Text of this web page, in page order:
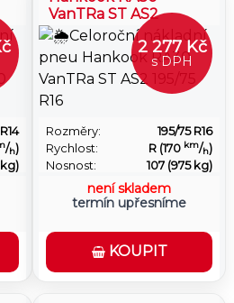
/h)
VanTRa ST AS2
2 277 Kč
s DPH
Rozměry:
195/75 R16
Rychlost:
R (170 km/h)
Nosnost:
107 (975 kg)
není skladem
termín upřesníme
KOUPIT